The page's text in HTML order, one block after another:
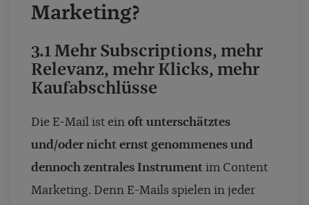
Marketing?
3.1 Mehr Subscriptions, mehr
Relevanz, mehr Klicks, mehr
Kaufabschlüsse
Die E-Mail ist ein oft unterschätztes
und/oder nicht ernst genommenes und
dennoch zentrales Instrument im Content
Marketing. Denn E-Mails spielen in jeder